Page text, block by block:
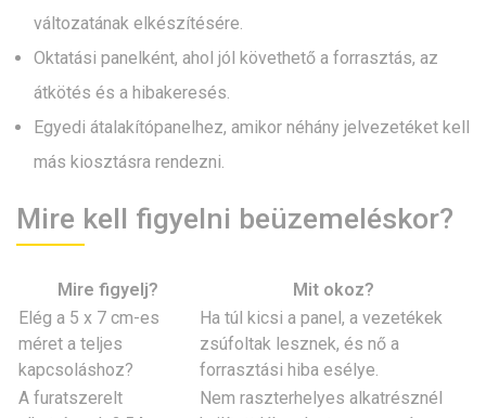
változatának elkészítésére.
Oktatási panelként, ahol jól követhető a forrasztás, az
átkötés és a hibakeresés.
Egyedi átalakítópanelhez, amikor néhány jelvezetéket kell
más kiosztásra rendezni.
Mire kell figyelni beüzemeléskor?
Mire figyelj?
Mit okoz?
Elég a 5 x 7 cm-es
méret a teljes
kapcsoláshoz?
Ha túl kicsi a panel, a vezetékek
zsúfoltak lesznek, és nő a
forrasztási hiba esélye.
A furatszerelt
Nem raszterhelyes alkatrésznél